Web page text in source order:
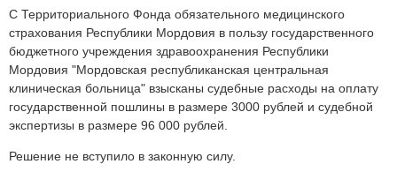
С Территориального Фонда обязательного медицинского
страхования Республики Мордовия в пользу государственного
бюджетного учреждения здравоохранения Республики
Мордовия "Мордовская республиканская центральная
клиническая больница" взысканы судебные расходы на оплату
государственной пошлины в размере 3000 рублей и судебной
экспертизы в размере 96 000 рублей.
Решение не вступило в законную силу.